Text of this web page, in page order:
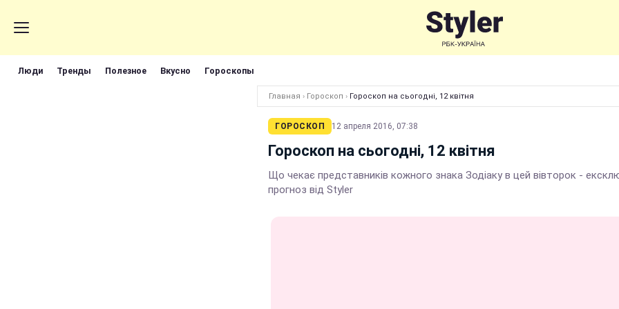
Люди Тренды Полезное Вкусно Гороскопы
Главная › Гороскоп › Гороскоп на сьогодні, 12 квітня
ГОРОСКОП 12 апреля 2016, 07:38
Гороскоп на сьогодні, 12 квітня
Що чекає представників кожного знака Зодіаку в цей вівторок -
прогноз від Styler